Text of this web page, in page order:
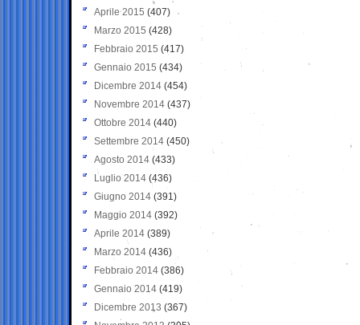
Aprile 2015 (407)
Marzo 2015 (428)
Febbraio 2015 (417)
Gennaio 2015 (434)
Dicembre 2014 (454)
Novembre 2014 (437)
Ottobre 2014 (440)
Settembre 2014 (450)
Agosto 2014 (433)
Luglio 2014 (436)
Giugno 2014 (391)
Maggio 2014 (392)
Aprile 2014 (389)
Marzo 2014 (436)
Febbraio 2014 (386)
Gennaio 2014 (419)
Dicembre 2013 (367)